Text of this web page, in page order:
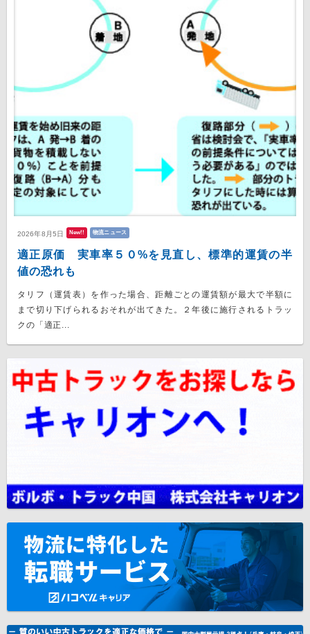
2026年8月5日 New!! 物流ニュース
適正原価 実車率５０%を見直し、標準的運賃の半
値の恐れも
タリフ（運賃表）を作った場合、距離ごとの運賃額が最大で半額に
まで切り下げられるおそれが出てきた。２年後に施行されるトラッ
クの「適正...